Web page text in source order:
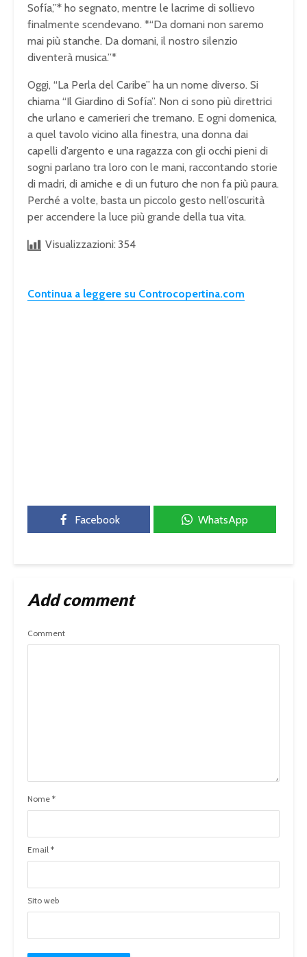
Sofía,”* ho segnato, mentre le lacrime di sollievo
finalmente scendevano. *“Da domani non saremo
mai più stanche. Da domani, il nostro silenzio
diventerà musica.”*
Oggi, “La Perla del Caribe” ha un nome diverso. Si
chiama “Il Giardino di Sofía”. Non ci sono più direttrici
che urlano e camerieri che tremano. E ogni domenica,
a quel tavolo vicino alla finestra, una donna dai
capelli d’argento e una ragazza con gli occhi pieni di
sogni parlano tra loro con le mani, raccontando storie
di madri, di amiche e di un futuro che non fa più paura.
Perché a volte, basta un piccolo gesto nell’oscurità
per accendere la luce più grande della tua vita.
Visualizzazioni: 354
Continua a leggere su Controcopertina.com
Facebook WhatsApp
Add comment
Comment
Nome *
Email *
Sito web